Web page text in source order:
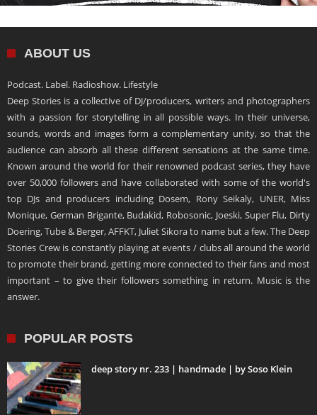
ABOUT US
Podcast. Label. Radioshow. Lifestyle
Deep Stories is a collective of DJ/producers, writers and photographers
with a passion for storytelling in all possible ways. In their universe,
sounds, words and images form a complementary unity, so that the
audience can absorb all these different sensations at the same time.
Known around the world for their renowned podcast series, they have
over 50,000 followers and have collaborated with some of the world's
top DJs and producers including Dosem, Rony Seikaly, UNER, Miss
Monique, German Brigante, Budakid, Robosonic, Joeski, Super Flu, Dirty
Doering, Tube & Berger, AFFKT, Juliet Sikora to name but a few. The Deep
Stories Crew is constantly playing at events / clubs all around the world
to promote their brand, getting more connected to their fans and most
important – to give their followers something in return. Music is the
answer.
POPULAR POSTS
deep story nr. 233 | handmade | by Soso Klein